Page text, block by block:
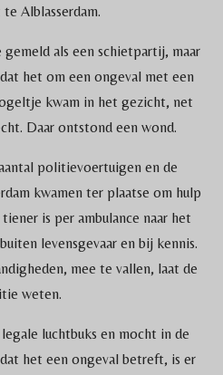
Alblasserdam.
als een schietpartij, maar
het om een ongeval met een
kwam in het gezicht, net
Daar ontstond een wond.
politievoertuigen en de
kwamen ter plaatse om hulp
is per ambulance naar het
levensgevaar en bij kennis.
mee te vallen, laat de
weten.
luchtbuks en mocht in de
het een ongeval betreft, is er